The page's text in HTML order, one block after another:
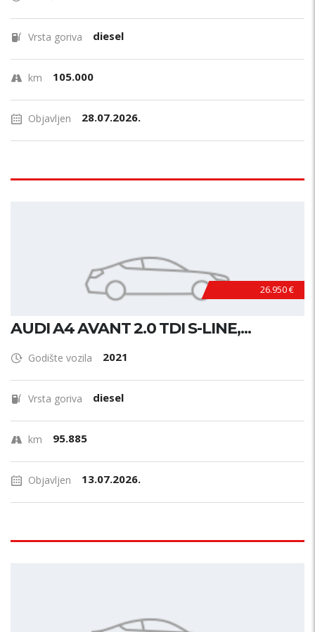
Vrsta goriva diesel
km 105.000
Objavljen 28.07.2026.
26.950 €
AUDI A4 AVANT 2.0 TDI S-LINE,...
Godište vozila 2021
Vrsta goriva diesel
km 95.885
Objavljen 13.07.2026.